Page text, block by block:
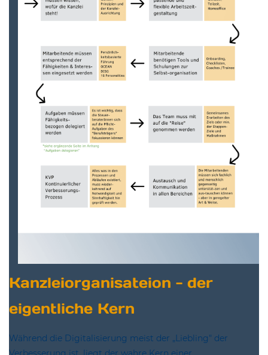
Kanzleiorganisateion - der
eigentliche Kern
Während die Digitalisierung meist der „Liebling" der